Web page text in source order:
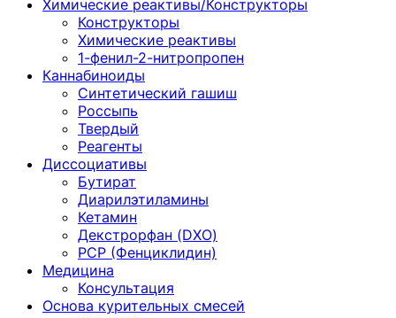
Химические реактивы/Конструкторы
Конструкторы
Химические реактивы
1-фенил-2-нитропропен
Каннабиноиды
Синтетический гашиш
Россыпь
Твердый
Реагенты
Диссоциативы
Бутират
Диарилэтиламины
Кетамин
Декстрорфан (DXO)
PCP (Фенциклидин)
Медицина
Консультация
Основа курительных смесей